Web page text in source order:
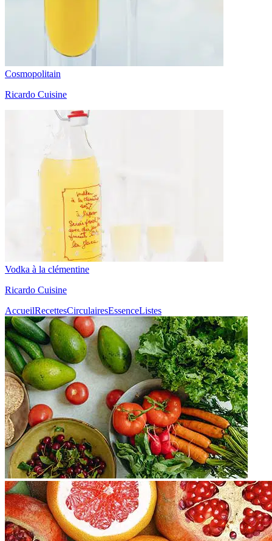
Cosmopolitain
Ricardo Cuisine
Vodka à la clémentine
Ricardo Cuisine
AccueilRecettesCirculairesEssenceListes